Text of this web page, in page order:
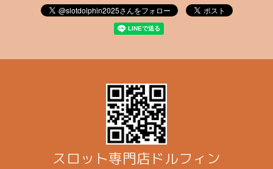
スロット専門店ドルフィン